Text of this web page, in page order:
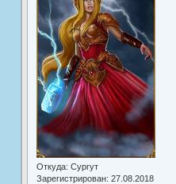
Откуда: Сургут
Зарегистрирован: 27.08.2018